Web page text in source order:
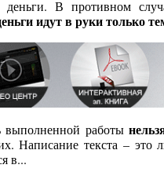
деньги. В противном
идут в руки только
выполненной работы
Написание текста – это
в...